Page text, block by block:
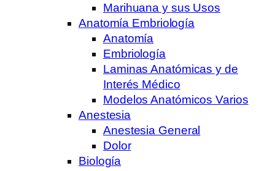
Marihuana y sus Usos
Anatomía Embriología
Anatomía
Embriología
Laminas Anatómicas y de
Interés Médico
Modelos Anatómicos Varios
Anestesia
Anestesia General
Dolor
Biología